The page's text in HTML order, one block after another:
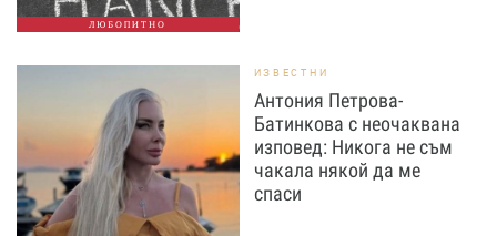
ЛЮБОПИТНО
ИЗВЕСТНИ
Антония Петрова-
Батинкова с неочаквана
изповед: Никога не съм
чакала някой да ме
спаси